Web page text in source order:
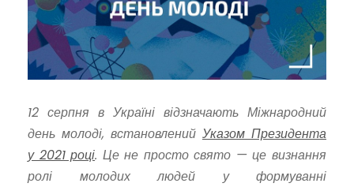
12 серпня в Україні відзначають Міжнародний
день молоді, встановлений Указом Президента
у 2021 році. Це не просто свято — це визнання
ролі молодих людей у формуванні